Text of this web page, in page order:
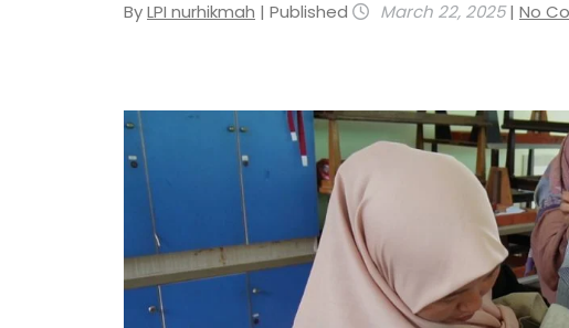
ByLPI nurhikmah | Published March 22, 2025| No